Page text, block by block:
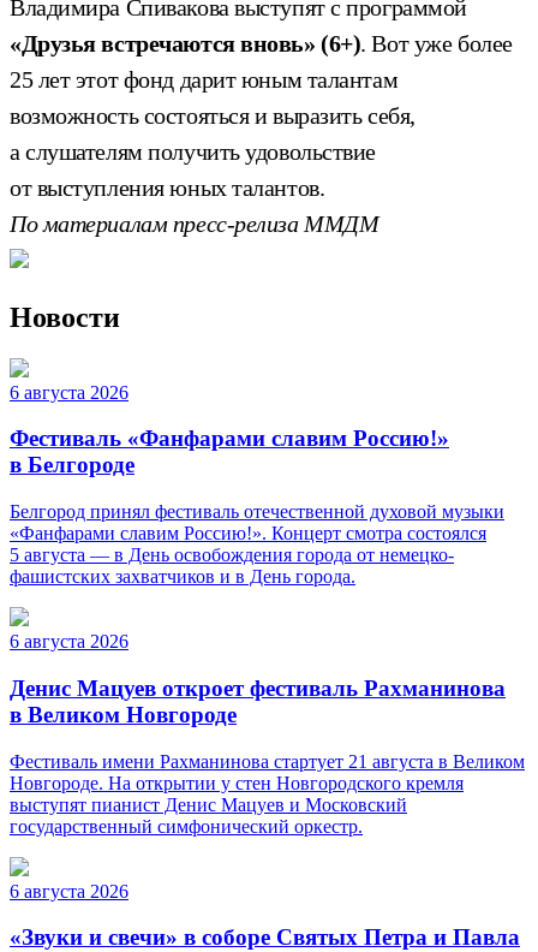
Владимира Спивакова выступят с программой
«Друзья встречаются вновь» (6+). Вот уже более
25 лет этот фонд дарит юным талантам
возможность состояться и выразить себя,
а слушателям получить удовольствие
от выступления юных талантов.
По материалам пресс-релиза ММДМ
Новости
6 августа 2026
Фестиваль «Фанфарами славим Россию!»
в Белгороде
Белгород принял фестиваль отечественной духовой музыки
«Фанфарами славим Россию!». Концерт смотра состоялся
5 августа — в День освобождения города от немецко-
фашистских захватчиков и в День города.
6 августа 2026
Денис Мацуев откроет фестиваль Рахманинова
в Великом Новгороде
Фестиваль имени Рахманинова стартует 21 августа в Великом
Новгороде. На открытии у стен Новгородского кремля
выступят пианист Денис Мацуев и Московский
государственный симфонический оркестр.
6 августа 2026
«Звуки и свечи» в соборе Святых Петра и Павла